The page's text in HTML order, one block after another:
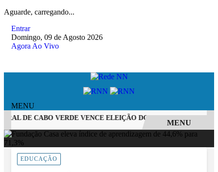
Aguarde, carregando...
Entrar
Domingo, 09 de Agosto 2026
Agora Ao Vivo
MENU
DE CABO VERDE VENCE ELEIÇÃO DO GOL MAIS BONITO DA
MENU
EDUCAÇÃO